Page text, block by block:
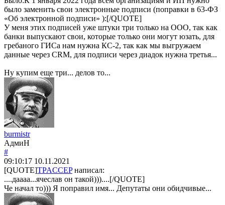
было заменить свои электронные подписи (поправки в 63-ФЗ
«Об электронной подписи» ):[/QUOTE]
У меня этих подписей уже штуки три только на ООО, так как
банки выпускают свои, которые только они могут юзать, для
гребаного ГИСа нам нужна КС-2, так как мы выгружаем
данные через CRM, для подписи через диадок нужна третья...
Ну купим еще три... делов то...
burmistr
АдмиН
#
09:10:17 10.11.2021
[QUOTE]TPACCEPнаписал:
....даааа...ячеслав он такой)))....[/QUOTE]
Че начал то))) Я поправил имя... Депутаты они обидчивые...